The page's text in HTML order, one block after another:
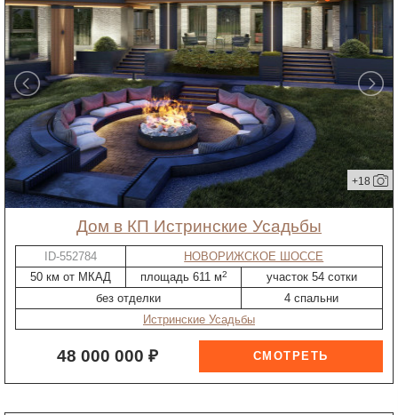
+18
дом в КП Истринские Усадьбы
ID-552784
НОВОРИЖСКОЕ ШОССЕ
50 км от МКАД
площадь 611 м2
участок 54 сотки
без отделки
4 спальни
Истринские Усадьбы
48 000 000 ₽